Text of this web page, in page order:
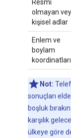
Resmi
olmayan
kişisel adlar
Enlem ve
boylam
koordinatları
Not:
sonuçları
boşluk
karşılık
ülkeye göre